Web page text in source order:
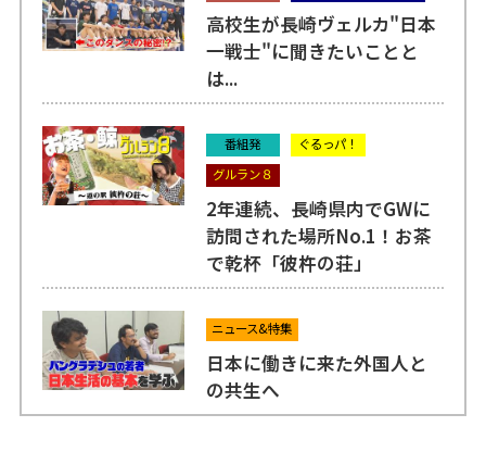
高校生が長崎ヴェルカ"日本
一戦士"に聞きたいことと
は...
番組発
ぐるっパ！
グルラン８
2年連続、長崎県内でGWに
訪問された場所No.1！お茶
で乾杯「彼杵の荘」
ニュース&特集
日本に働きに来た外国人と
の共生へ